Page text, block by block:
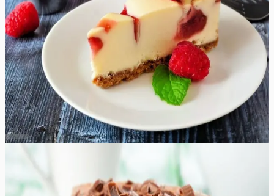
See valge šokolaadi toorjuustukook on lihtsasti valmiv
ning suurepärase maitsega kook, mis sarnaneb
restoranis pakutava juustukoogiga. Kreemjas ja pehme
täidis valge šokolaadiga, krõbe šokolaadiküpsistest
koosnev põhi ning magushapukas värske vaarikakaste
muudavad iga suutäie taevalikuks. See vastupandamatu
retsept sobib ideaalselt erilisteks sündmusteks või lihtsalt
magusaisu rahuldamiseks!
95min
16tk
Küpsetamata toorjuustukook piimašokolaadiga